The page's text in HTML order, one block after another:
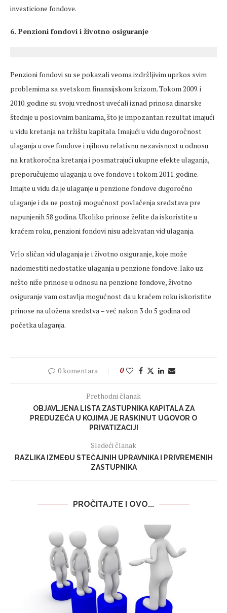
investicione fondove.
6. Penzioni fondovi i životno osiguranje
Penzioni fondovi su se pokazali veoma izdržljivim uprkos svim
problemima sa svetskom finansijskom krizom. Tokom 2009. i
2010. godine su svoju vrednost uvećali iznad prinosa dinarske
štednje u poslovnim bankama, što je impozantan rezultat imajući
u vidu kretanja na tržištu kapitala. Imajući u vidu dugoročnost
ulaganja u ove fondove i njihovu relativnu nezavisnost u odnosu
na kratkoročna kretanja i posmatrajući ukupne efekte ulaganja,
preporučujemo ulaganja u ove fondove i tokom 2011. godine.
Imajte u vidu da je ulaganje u penzione fondove dugoročno
ulaganje i da ne postoji mogućnost povlačenja sredstava pre
napunjenih 58 godina. Ukoliko prinose želite da iskoristite u
kraćem roku, penzioni fondovi nisu adekvatan vid ulaganja.
Vrlo sličan vid ulaganja je i životno osiguranje, koje može
nadomestiti nedostatke ulaganja u penzione fondove. Iako uz
nešto niže prinose u odnosu na penzione fondove, životno
osiguranje vam ostavlja mogućnost da u kraćem roku iskoristite
prinose na uložena sredstva – već nakon 3 do 5 godina od
početka ulaganja.
0 komentara 0
Prethodni članak
OBJAVLJENA LISTA ZASTUPNIKA KAPITALA ZA
PREDUZEĆA U KOJIMA JE RASKINUT UGOVOR O
PRIVATIZACIJI
Sledeći članak
RAZLIKA IZMEĐU STEČAJNIH UPRAVNIKA I PRIVREMENIH
ZASTUPNIKA
PROČITAJTE I OVO...